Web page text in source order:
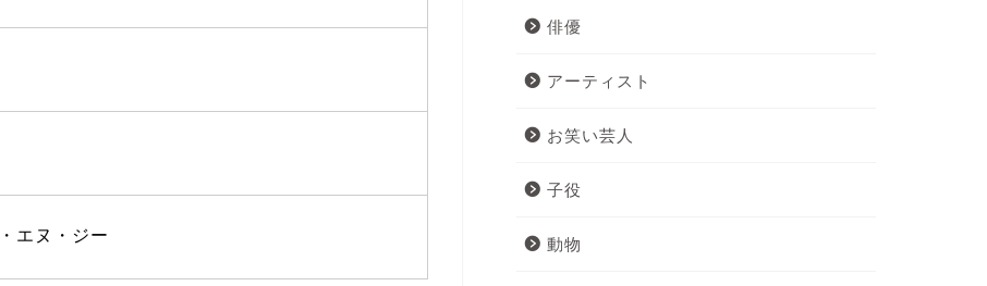
エヌ・ジー
俳優
アーティスト
お笑い芸人
子役
動物